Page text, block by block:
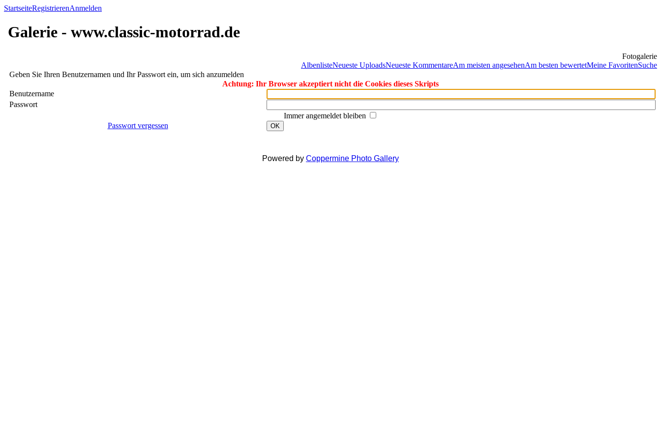
StartseiteRegistrierenAnmelden
Galerie - www.classic-motorrad.de
Fotogalerie
AlbenlisteNeueste UploadsNeueste KommentareAm meisten angesehenAm besten bewertetMeine FavoritenSuche
Geben Sie Ihren Benutzernamen und Ihr Passwort ein, um sich anzumelden
Achtung: Ihr Browser akzeptiert nicht die Cookies dieses Skripts
Benutzername
Passwort
Immer angemeldet bleiben
Passwort vergessen
OK
Powered by Coppermine Photo Gallery